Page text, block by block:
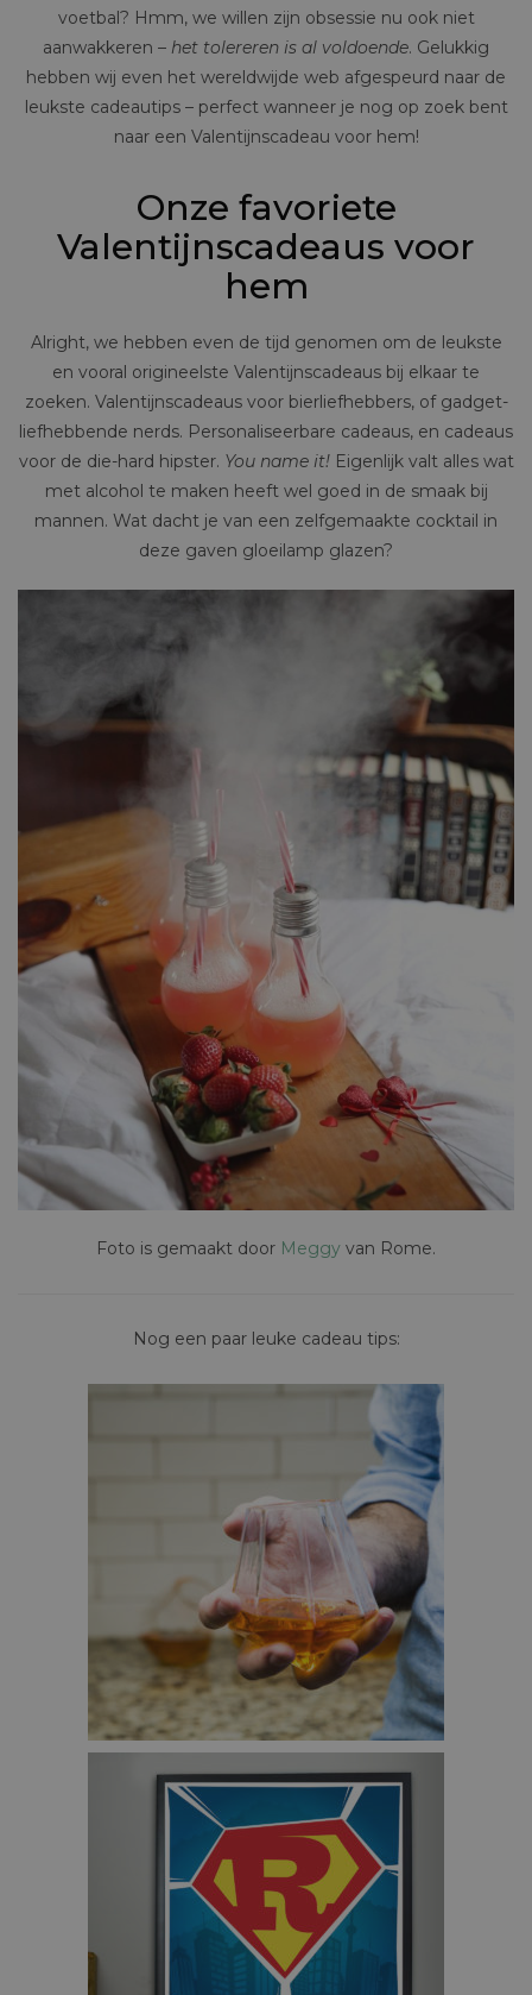
voetbal? Hmm, we willen zijn obsessie nu ook niet
aanwakkeren – het tolereren is al voldoende. Gelukkig
hebben wij even het wereldwijde web afgespeurd naar de
leukste cadeautips – perfect wanneer je nog op zoek bent
naar een Valentijnscadeau voor hem!
Onze favoriete
Valentijnscadeaus voor
hem
Alright, we hebben even de tijd genomen om de leukste
en vooral origineelste Valentijnscadeaus bij elkaar te
zoeken. Valentijnscadeaus voor bierliefhebbers, of gadget-
liefhebbende nerds. Personaliseerbare cadeaus, en cadeaus
voor de die-hard hipster. You name it! Eigenlijk valt alles wat
met alcohol te maken heeft wel goed in de smaak bij
mannen. Wat dacht je van een zelfgemaakte cocktail in
deze gaven gloeilamp glazen?
Foto is gemaakt door Meggy van Rome.
Nog een paar leuke cadeau tips: